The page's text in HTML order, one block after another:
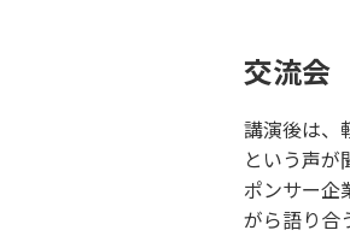
交流会
講演後は、
という声
ポンサー企
がら語り合